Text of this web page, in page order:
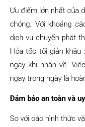
Ưu điểm lớn nhất của
chóng. Với khoảng
dịch vụ chuyển phát
Hỏa tốc tối giản khâu
ngay khi nhận về.
ngay trong ngày là
Đảm bảo an toàn và
So với các hình thức